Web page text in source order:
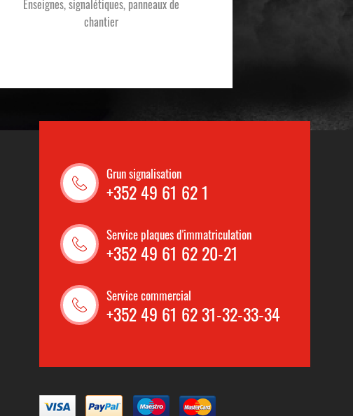
Enseignes, signalétiques, panneaux de
chantier
Grun signalisation
+352 49 61 62 1
Service plaques d'immatriculation
+352 49 61 62 20-21
Service commercial
+352 49 61 62 31-32-33-34